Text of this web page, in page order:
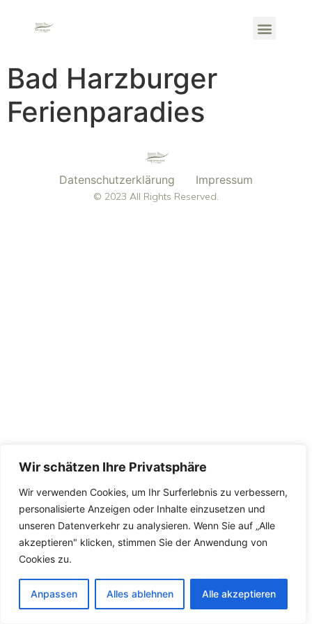
Wir schätzen Ihre Privatsphäre
Wir verwenden Cookies, um Ihr Surferlebnis zu verbessern,
personalisierte Anzeigen oder Inhalte einzusetzen und
unseren Datenverkehr zu analysieren. Wenn Sie auf „Alle
akzeptieren" klicken, stimmen Sie der Anwendung von
Cookies zu.
Anpassen Alles ablehnen Alle akzeptieren
Bad Harzburger
Ferienparadies
Datenschutzerklärung Impressum
© 2023 All Rights Reserved.